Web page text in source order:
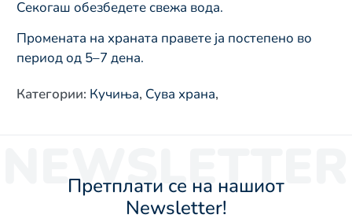
Секогаш обезбедете свежа вода.
Промената на храната правете ја постепено во
период од 5–7 дена.
Категории: Кучиња, Сува храна,
NEWSLETTER
Претплати се на нашиот
Newsletter!